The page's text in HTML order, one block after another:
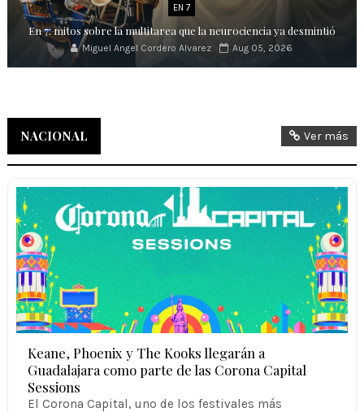
EN 7
En 7: mitos sobre la multitarea que la neurociencia ya desmintió
Miguel Angel Cordero Alvarez Aug 05, 2026
NACIONAL Ver más
Keane, Phoenix y The Kooks llegarán a
Guadalajara como parte de las Corona Capital
Sessions
El Corona Capital, uno de los festivales más